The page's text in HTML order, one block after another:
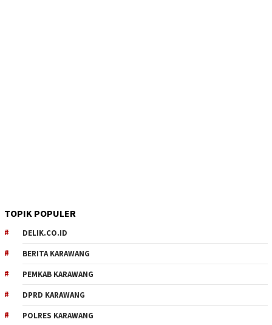
TOPIK POPULER
DELIK.CO.ID
BERITA KARAWANG
PEMKAB KARAWANG
DPRD KARAWANG
POLRES KARAWANG